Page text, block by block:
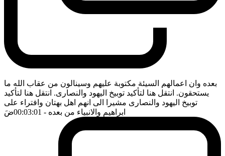
بعده وان اعمالهم السيئة مكتوبة عليهم وسينالون من عقاب الله ما
يستحقون. انتقل هنا لتأكيد توبيخ اليهود والنصارى. انتقل هنا لتأكيد
توبيخ اليهود والنصارى مشيرا الى انهم اهل بهتان وافتراء على
ابراهيم والانبياء من بعده - 00:03:01 ضَ